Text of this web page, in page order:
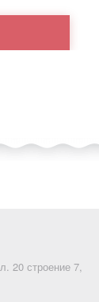
20 строение 7,